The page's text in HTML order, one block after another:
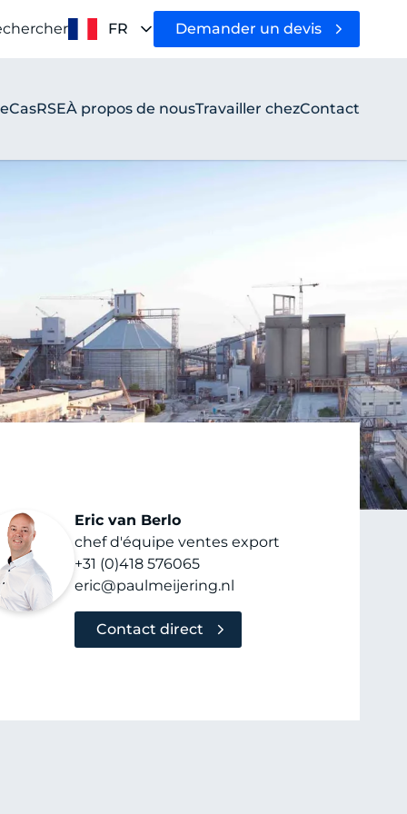
FR Demander un devis
CasRSEÀ propos de nousTravailler chezContact
Eric van Berlo
chef d'équipe ventes export
+31 (0)418 576065
eric@paulmeijering.nl
Contact direct